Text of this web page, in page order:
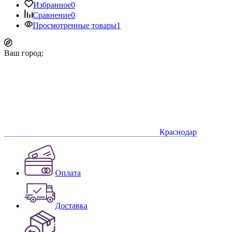
Избранное0
Сравнение0
Просмотренные товары1
Ваш город:
Краснодар
Оплата
Доставка